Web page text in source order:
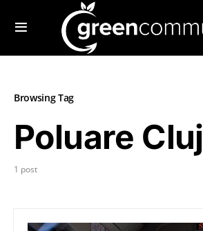
Browsing Tag
Poluare Cluj
1 post